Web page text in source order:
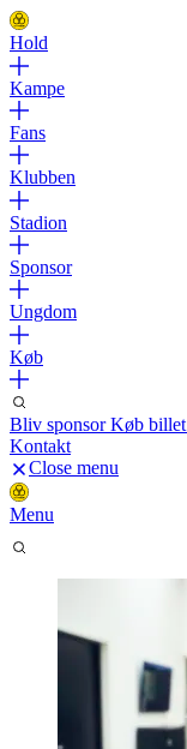
Hold
Kampe
Fans
Klubben
Stadion
Sponsor
Ungdom
Køb
Bliv sponsorKøb billet
Kontakt
Close menu
Menu